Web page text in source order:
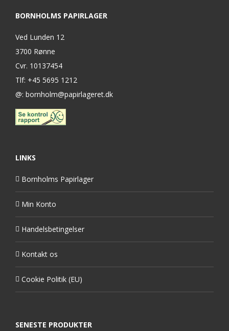
BORNHOLMS PAPIRLAGER
Ved Lunden 12
3700 Rønne
Cvr. 10137454
Tlf: +45 5695 1212
@: bornholm@papirlageret.dk
LINKS
Bornholms Papirlager
Min Konto
Handelsbetingelser
Kontakt os
Cookie Politik (EU)
SENESTE PRODUKTER